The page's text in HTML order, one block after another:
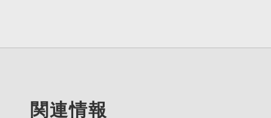
関連情報